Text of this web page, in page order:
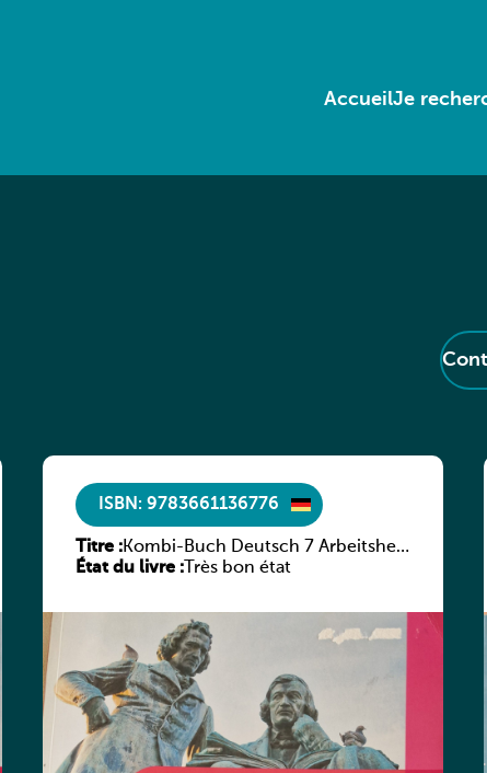
AccueilJe
ISBN: 9783661136776
Titre :Kombi-Buch Deutsch 7 Arbeitsheft
(Neue Ausgabe Luxemburg)
État du livre : Très bon état